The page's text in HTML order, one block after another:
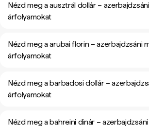
Nézd meg a ausztrál dollár –
árfolyamokat
Nézd meg a arubai florin – azerbajdzsáni
árfolyamokat
Nézd meg a barbadosi dollár –
árfolyamokat
Nézd meg a bahreini dinár –